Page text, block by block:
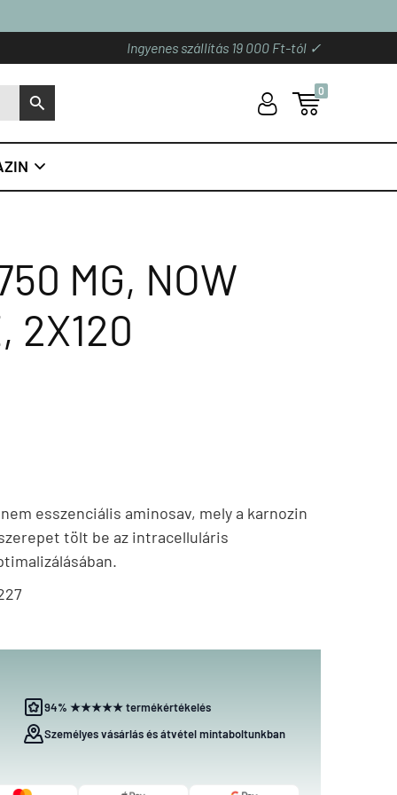
Ingyenes szállítás 19 000 Ft-tól ✓
S U 
0

MG, NOW
2X120
esszenciális aminosav, mely a karnozin
tölt be az intracelluláris
94% ★★★★★ termékértékelés
Személyes vásárlás és átvétel mintaboltunkban